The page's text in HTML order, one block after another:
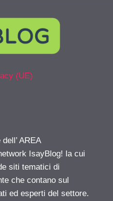
(UE)
AREA
IsayBlog! la cui
siti tematici di
che contano sul
ed esperti del settore.